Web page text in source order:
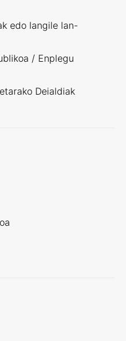
edo langile lan-
/ Enplegu
Deialdiak